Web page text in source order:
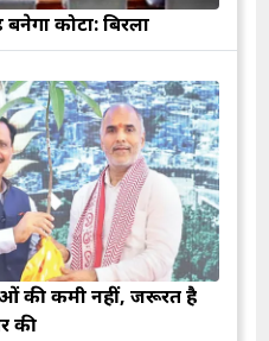
कोटा: बिरला
की कमी नहीं, जरूरत है
की
मीन
जल्दबाजी नहीं दिखाए। कानूनी वाद-
बचे।